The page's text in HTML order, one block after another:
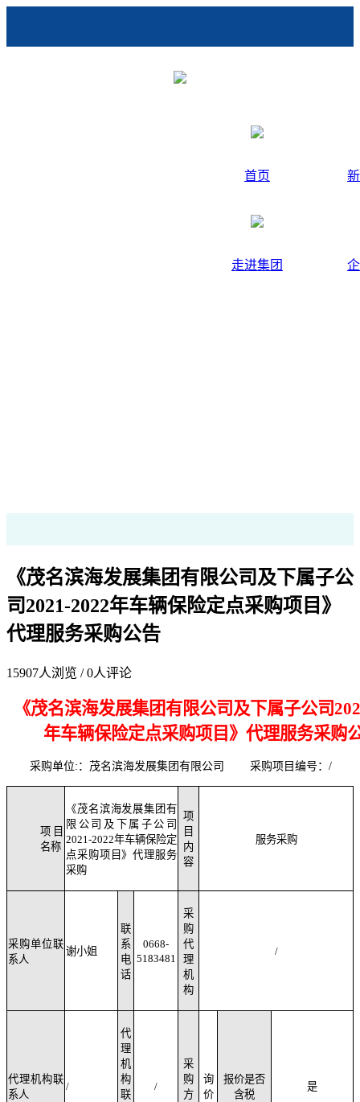
首页
走进集团
《茂名滨海发展集团有限公司及下属子公
司2021-2022年车辆保险定点采购项目》
代理服务采购公告
15907人浏览 /0人评论
《茂名滨海发展集团有限公司及下属子公司
年车辆保险定点采购项目》代理服务采购
采购单位: ：茂名滨海发展集团有限公司 采购项目编号 ：/
项目
名称
《茂名滨海发展集团有
限公司及下属子公司
2021-2022年车辆保险定
点采购项目》代理服务
采购
项
目
内
容
服务采购
采购单位联
系人
谢小姐
联
系
电
话
0668-
5183481
采
购
代
理
机
构
/
代理机构联
系人
/
代
理
机
构
联
/
采
购
方
询
价
报价是否
含税
是